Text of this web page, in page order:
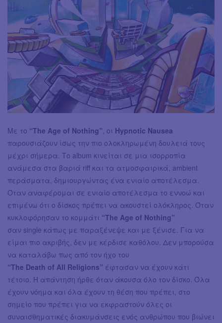
Με το “The Age of Nothing” , οι Hypnotic Nausea
παρουσιάζουν ίσως την πιο ολοκληρωμένη δουλειά τους
μέχρι σήμερα. Tο album κινείται σε μια ισορροπία
ανάμεσα στα βαριά riff και τα ατμοσφαιρικά, ambient
περάσματα, δημιουργώντας ένα ενιαίο αποτέλεσμα.
Όταν αναφέρομαι σε ενιαίο αποτέλεσμα το εννοώ και
επιμένω ότι ο δίσκος πρέπει να ακουστεί ολόκληρος. Όταν
κυκλοφόρησαν το κομμάτι “The Age of Nothing”
σαν single κάπως με παραξένεψε και με ξένισε. Για να
είμαι πιο ακριβής, δεν με κέρδισε καθόλου. Δεν μπορούσα
να καταλάβω πως από τον ήχο του
“The Death of All Religions” έφτασαν να έχουν κάτι
τέτοιο. Η απάντηση ήρθε όταν άκουσα όλο τον δίσκο. Όλα
έχουν νόημα και όλα έχουν τη θέση που πρέπει, στο
σημείο που πρέπει για να εκφραστούν όλες οι
συναισθηματικές διακυμάνσεις ενός ανθρώπου που βιώνει